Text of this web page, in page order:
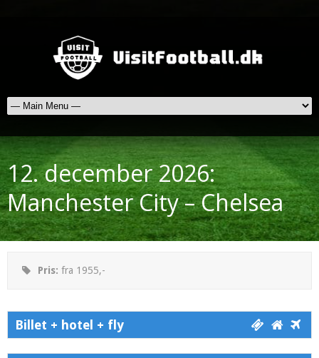
12. december 2026:
Manchester City – Chelsea
Pris: fra 1955,-
Billet + hotel + fly